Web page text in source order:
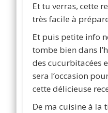
Et tu verras, cette
très facile à
Et puis petite info
tombe bien dans
des cucurbitacées
sera l’occasion
cette délicieuse
De ma cuisine à la